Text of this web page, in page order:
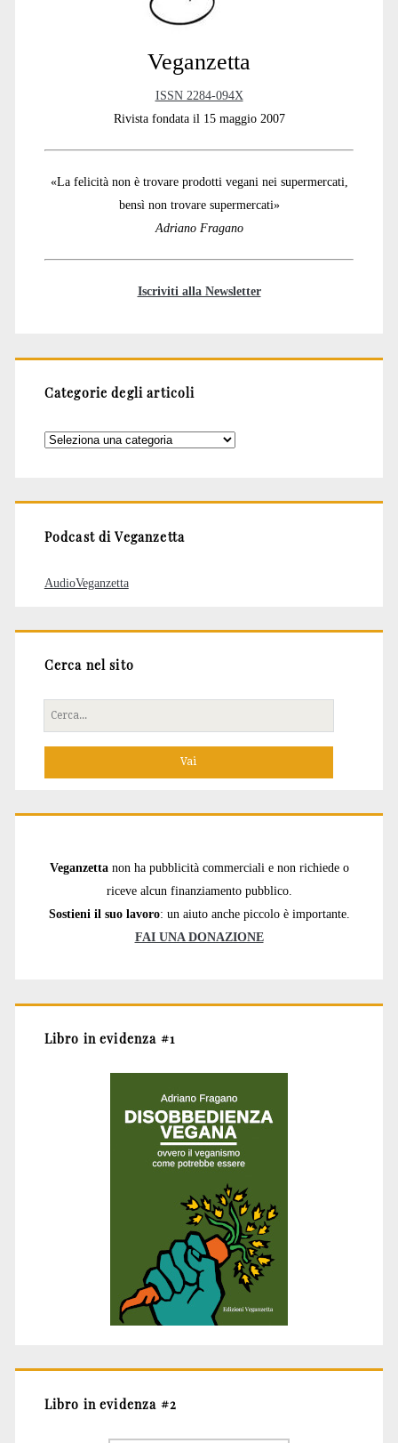
Veganzetta
ISSN 2284-094X
Rivista fondata il 15 maggio 2007
«La felicità non è trovare prodotti vegani nei supermercati,
bensì non trovare supermercati»
Adriano Fragano
Iscriviti alla Newsletter
Categorie degli articoli
Categorie
Podcast di Veganzetta
AudioVeganzetta
Cerca nel sito
Cerca
per:
Veganzetta non ha pubblicità commerciali e non richiede o
riceve alcun finanziamento pubblico.
Sostieni il suo lavoro: un aiuto anche piccolo è importante.
FAI UNA DONAZIONE
Libro in evidenza #1
Libro in evidenza #2